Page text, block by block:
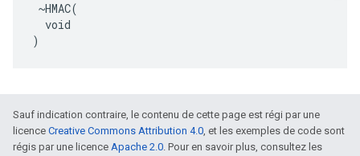
~HMAC(
  void
)
Sauf indication contraire, le contenu de cette page est régi par une
licence Creative Commons Attribution 4.0, et les exemples de code sont
régis par une licence Apache 2.0. Pour en savoir plus, consultez les